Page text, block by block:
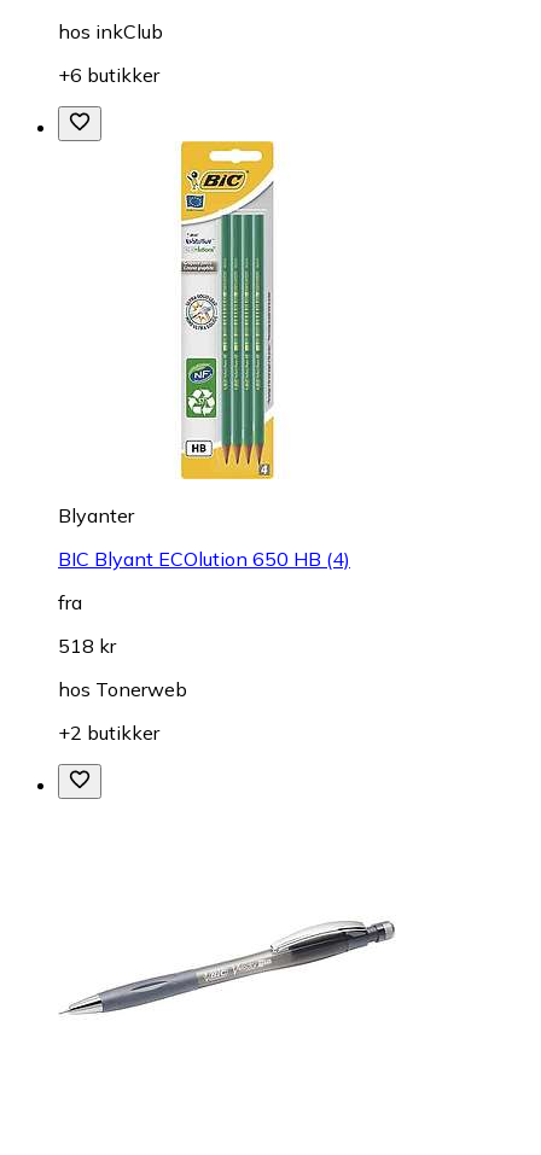
hos inkClub
+6 butikker
Blyanter
BIC Blyant ECOlution 650 HB (4)
fra
518 kr
hos Tonerweb
+2 butikker